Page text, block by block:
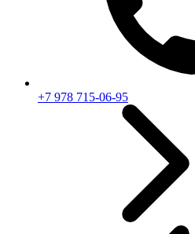
+7 978 715-06-95